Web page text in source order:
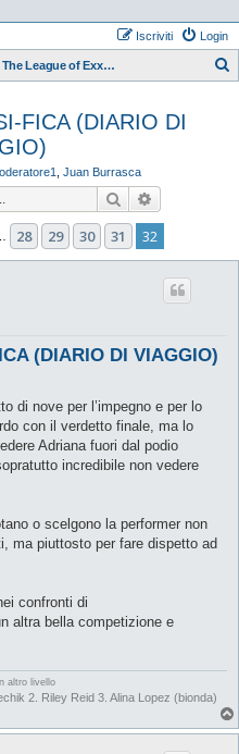
Login
Iscriviti
SZ The League of Exxxtraordinary Women 2K20
FICA (DIARIO DI
Juan Burrasca
Cerca
di32
28 29 30 31 32
(DIARIO DI VIAGGIO)
di nove per l’impegno e per lo
con il verdetto finale, ma lo
Adriana fuori dal podio
incredibile non vedere
o scelgono la performer non
ma piuttosto per fare dispetto ad
confronti di
altra bella competizione e
altro livello
2. Riley Reid 3. Alina Lopez (bionda)